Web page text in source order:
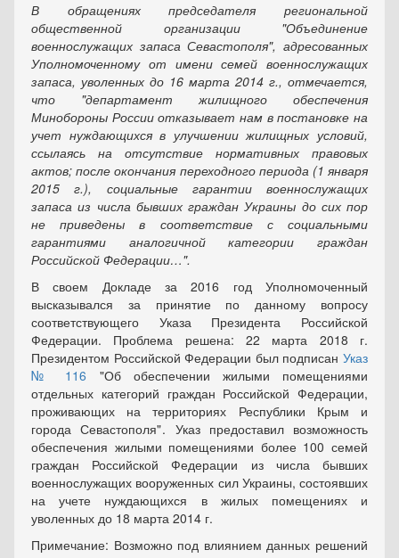
В обращениях председателя региональной
общественной организации "Объ­единение
военнослужащих запаса Севастополя", адресованных
Уполномоченному от имени семей военнослужащих
запаса, уволенных до 16 марта 2014 г., отмечается,
что "департамент жилищного обеспечения
Минобороны России отказывает нам в постановке на
учет нуждающихся в улучшении жилищных условий,
ссылая­сь на отсутствие нормативных правовых
актов; после окончания переходного периода (1 января
2015 г.), социальные гарантии военнослужащих
запаса из числа бывших граждан Украины до сих пор
не приведены в соответствие с социальными
гарантиями аналогичной категории граждан
Российской Федерации…".
В своем Докладе за 2016 год Уполномоченный
высказывался за принятие по данному вопросу
соответствующего Указа Президента Российской
Федерации. Проблема решена: 22 марта 2018 г.
Президентом Российской Федерации был подписан Указ
№ 116 "Об обеспечении жилыми помещениями
отдельных категорий граждан Российской Федерации,
проживающих на территориях Республики Крым и
города Севастополя" . Указ предоставил возможность
обеспечения жилыми помещениями более 100 семей
граждан Российской Федерации из числа бывших
военнослужащих вооруженных сил Украины, состоявших
на учете нуждающихся в жилых помещениях и
уволенных до 18 марта 2014 г.
Примечание: Возможно под влиянием данных решений